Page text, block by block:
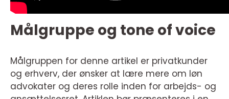
Målgruppe og tone of voice
Målgruppen for denne artikel er privatkunder
og erhverv, der ønsker at lære mere om løn
advokater og deres rolle inden for arbejds- og